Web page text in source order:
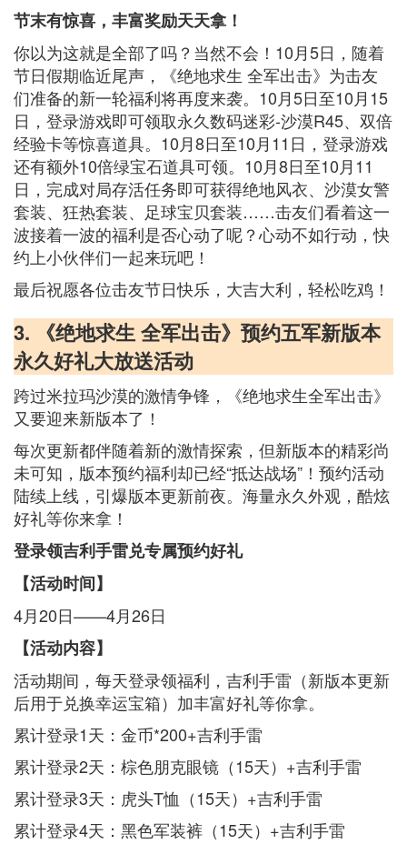
节末有惊喜，丰富奖励天天拿！
你以为这就是全部了吗？当然不会！10月5日，随着
节日假期临近尾声，《绝地求生 全军出击》为击友
们准备的新一轮福利将再度来袭。10月5日至10月15
日，登录游戏即可领取永久数码迷彩-沙漠R45、双倍
经验卡等惊喜道具。10月8日至10月11日，登录游戏
还有额外10倍绿宝石道具可领。10月8日至10月11
日，完成对局存活任务即可获得绝地风衣、沙漠女警
套装、狂热套装、足球宝贝套装……击友们看着这一
波接着一波的福利是否心动了呢？心动不如行动，快
约上小伙伴们一起来玩吧！
最后祝愿各位击友节日快乐，大吉大利，轻松吃鸡！
3. 《绝地求生 全军出击》预约五军新版本
永久好礼大放送活动
跨过米拉玛沙漠的激情争锋，《绝地求生全军出击》
又要迎来新版本了！
每次更新都伴随着新的激情探索，但新版本的精彩尚
未可知，版本预约福利却已经“抵达战场”！预约活动
陆续上线，引爆版本更新前夜。海量永久外观，酷炫
好礼等你来拿！
登录领吉利手雷兑专属预约好礼
【活动时间】
4月20日——4月26日
【活动内容】
活动期间，每天登录领福利，吉利手雷（新版本更新
后用于兑换幸运宝箱）加丰富好礼等你拿。
累计登录1天：金币*200+吉利手雷
累计登录2天：棕色朋克眼镜（15天）+吉利手雷
累计登录3天：虎头T恤（15天）+吉利手雷
累计登录4天：黑色军装裤（15天）+吉利手雷